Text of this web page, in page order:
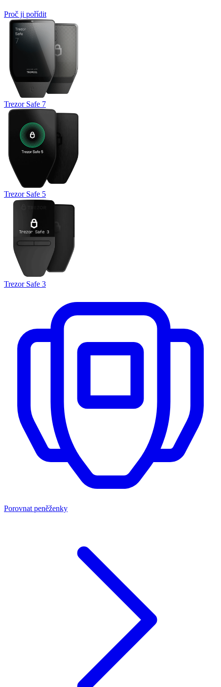
Proč ji pořídit
Trezor Safe 7
Trezor Safe 5
Trezor Safe 3
Porovnat peněženky